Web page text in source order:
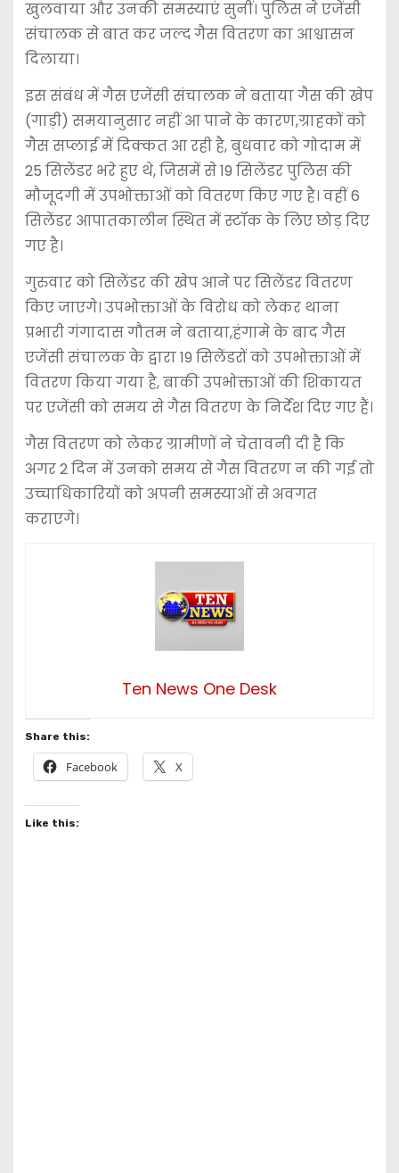
खुलवाया और उनकी समस्याएं सुनीं। पुलिस ने एजेंसी
संचालक से बात कर जल्द गैस वितरण का आश्वासन
दिलाया।
इस संबंध में गैस एजेंसी संचालक ने बताया गैस की खेप
(गाड़ी) समयानुसार नहीं आ पाने के कारण,ग्राहकों को
गैस सप्लाई में दिक्कत आ रही है, बुधवार को गोदाम में
25 सिलेंडर भरे हुए थे, जिसमें से 19 सिलेंडर पुलिस की
मौजूदगी में उपभोक्ताओं को वितरण किए गए है। वहीं 6
सिलेंडर आपातकालीन स्थित में स्टॉक के लिए छोड़ दिए
गए है।
गुरुवार को सिलेंडर की खेप आने पर सिलेंडर वितरण
किए जाएगे। उपभोक्ताओं के विरोध को लेकर थाना
प्रभारी गंगादास गौतम ने बताया,हंगामे के बाद गैस
एजेंसी संचालक के द्वारा 19 सिलेंडरों को उपभोक्ताओं में
वितरण किया गया है, बाकी उपभोक्ताओं की शिकायत
पर एजेंसी को समय से गैस वितरण के निर्देश दिए गए हैं।
गैस वितरण को लेकर ग्रामीणों ने चेतावनी दी है कि
अगर 2 दिन में उनको समय से गैस वितरण न की गई तो
उच्चाधिकारियों को अपनी समस्याओं से अवगत
कराएगे।
Ten News One Desk
Share this:
Facebook X
Like this: